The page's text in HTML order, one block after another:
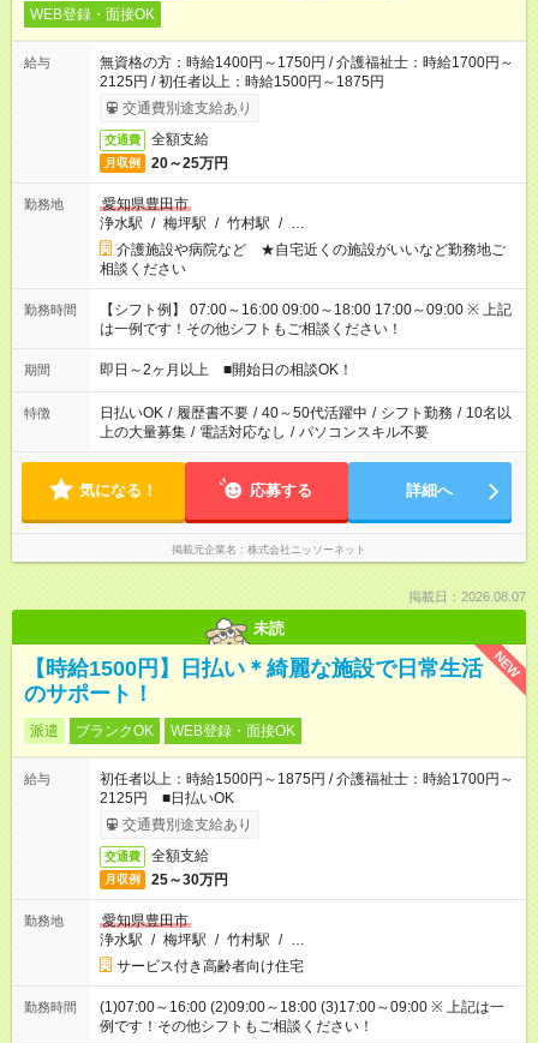
WEB登録・面接OK
給与
無資格の方：時給1400円～1750円 / 介護福祉士：時給1700円～
2125円 / 初任者以上：時給1500円～1875円
交通費別途支給あり
交通費 全額支給
月収例 20～25万円
勤務地
愛知県豊田市
浄水駅 / 梅坪駅 / 竹村駅 / …
介護施設や病院など ★自宅近くの施設がいいなど勤務地ご
相談ください
勤務時間
【シフト例】 07:00～16:00 09:00～18:00 17:00～09:00 ※ 上記
は一例です！その他シフトもご相談ください！
期間 即日～2ヶ月以上 ■開始日の相談OK！
特徴 日払いOK / 履歴書不要 / 40～50代活躍中 / シフト勤務 / 10名以
上の大量募集 / 電話対応なし / パソコンスキル不要
気になる！ 応募する 詳細へ
掲載元企業名 株式会社ニッソーネット
掲載日：2026.08.07
未読
NEW
【時給1500円】日払い＊綺麗な施設で日常生活
のサポート！
派遣 ブランクOK WEB登録・面接OK
給与
初任者以上：時給1500円～1875円 / 介護福祉士：時給1700円～
2125円 ■日払いOK
交通費別途支給あり
交通費 全額支給
月収例 25～30万円
勤務地
愛知県豊田市
浄水駅 / 梅坪駅 / 竹村駅 / …
サービス付き高齢者向け住宅
勤務時間
(1)07:00～16:00 (2)09:00～18:00 (3)17:00～09:00 ※ 上記は一
例です！その他シフトもご相談ください！